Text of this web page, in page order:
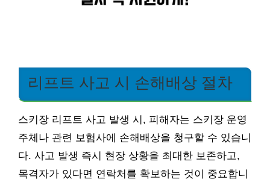
리프트 사고 시 손해배상 절차
스키장 리프트 사고 발생 시, 피해자는 스키장 운영
주체나 관련 보험사에 손해배상을 청구할 수 있습니
다. 사고 발생 즉시 현장 상황을 최대한 보존하고,
목격자가 있다면 연락처를 확보하는 것이 중요합니